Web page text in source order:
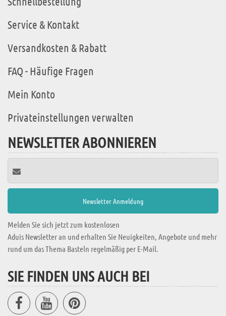
Service & Kontakt
Versandkosten & Rabatt
FAQ - Häufige Fragen
Mein Konto
Privateinstellungen verwalten
NEWSLETTER ABONNIEREN
Melden Sie sich jetzt zum kostenlosen
Aduis Newsletter an und erhalten Sie Neuigkeiten, Angebote und mehr
rund um das Thema Basteln regelmäßig per E-Mail.
SIE FINDEN UNS AUCH BEI